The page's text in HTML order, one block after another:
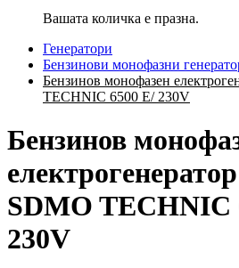
Вашата количка е празна.
Генератори
Бензинови монофазни
Бензинов монофазен
TECHNIC 6500 Е/ 230V
Бензинов
SDMO TECHNIC
230V